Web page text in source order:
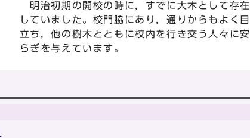
明治初期の開校の時に，すでに大木として存在
していました。校門脇にあり，通りからもよく目
立ち，他の樹木とともに校内を行き交う人々に安
らぎを与えています。